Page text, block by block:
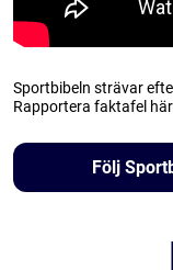
Sportbibeln strävar
Rapportera faktafel
Följ